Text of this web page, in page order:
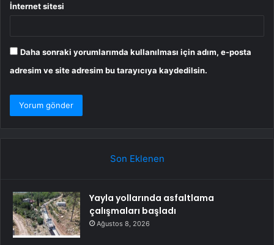
İnternet sitesi
Daha sonraki yorumlarımda kullanılması için adım, e-posta
adresim ve site adresim bu tarayıcıya kaydedilsin.
Son Eklenen
Yayla yollarında asfaltlama
çalışmaları başladı
Ağustos 8, 2026